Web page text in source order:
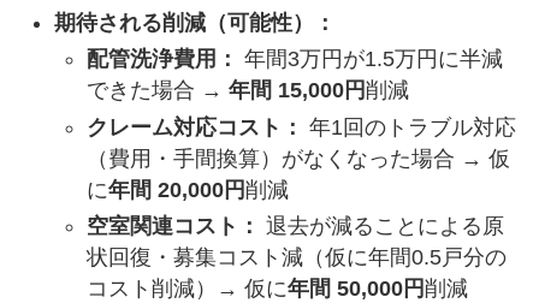
期待される削減（可能性）：
配管洗浄費用： 年間3万円が1.5万円に半減
できた場合 → 年間 15,000円削減
クレーム対応コスト： 年1回のトラブル対応
（費用・手間換算）がなくなった場合 → 仮
に年間 20,000円削減
空室関連コスト： 退去が減ることによる原
状回復・募集コスト減（仮に年間0.5戸分の
コスト削減）→ 仮に年間 50,000円削減